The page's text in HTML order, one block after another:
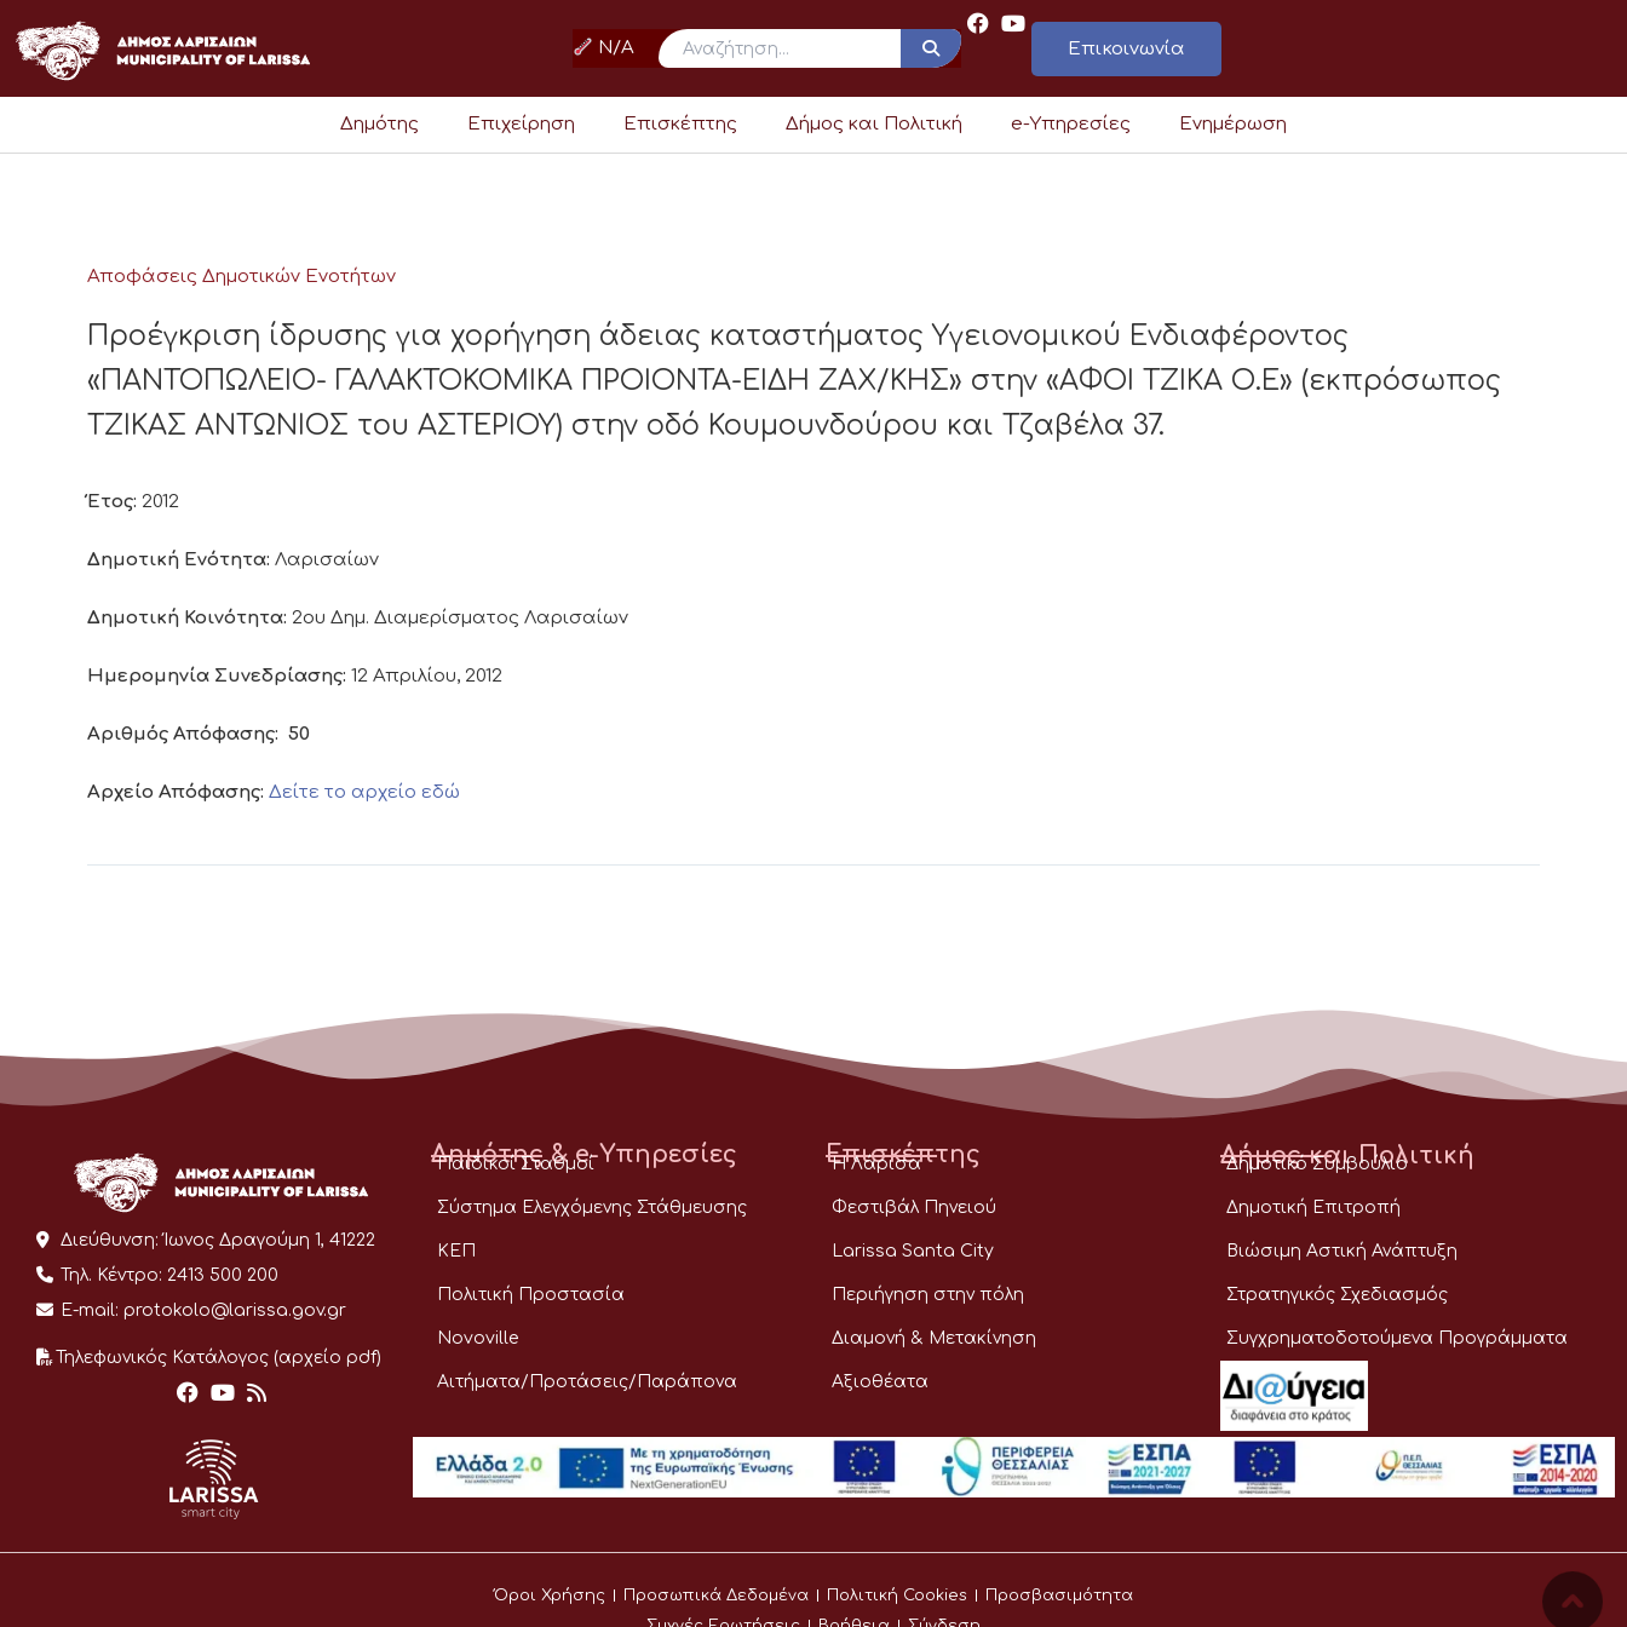
στο
περιεχόμενο
N/A Επικοινωνία
Δημότης Επιχείρηση Επισκέπτης Δήμος και Πολιτική e-Υπηρεσίες Ενημέρωση
Αποφάσεις Δημοτικών Ενοτήτων
Προέγκριση ίδρυσης για χορήγηση άδειας καταστήματος Υγειονομικού Ενδιαφέροντος
«ΠΑΝΤΟΠΩΛΕΙΟ- ΓΑΛΑΚΤΟΚΟΜΙΚΑ ΠΡΟΙΟΝΤΑ-ΕΙΔΗ ΖΑΧ/ΚΗΣ» στην «ΑΦΟΙ ΤΖΙΚΑ Ο.Ε» (εκπρόσωπος
ΤΖΙΚΑΣ ΑΝΤΩΝΙΟΣ του ΑΣΤΕΡΙΟΥ) στην οδό Κουμουνδούρου και Τζαβέλα 37.
Έτος: 2012
Δημοτική Ενότητα: Λαρισαίων
Δημοτική Κοινότητα: 2ου Δημ. Διαμερίσματος Λαρισαίων
Ημερομηνία Συνεδρίασης: 12 Απριλίου, 2012
Αριθμός Απόφασης: 50
Αρχείο Απόφασης: Δείτε το αρχείο εδώ
Διεύθυνση: Ίωνος Δραγούμη 1, 41222
Τηλ. Κέντρο: 2413 500 200
E-mail: protokolo@larissa.gov.gr
Τηλεφωνικός Κατάλογος (αρχείο pdf)
Δημότης & e-Υπηρεσίες
Παιδικοί Σταθμοί
Σύστημα Ελεγχόμενης Στάθμευσης
ΚΕΠ
Πολιτική Προστασία
Novoville
Αιτήματα/Προτάσεις/Παράπονα
Επισκέπτης
Η Λάρισα
Φεστιβάλ Πηνειού
Larissa Santa City
Περιήγηση στην πόλη
Διαμονή & Μετακίνηση
Αξιοθέατα
Δήμος και Πολιτική
Δημοτικό Συμβούλιο
Δημοτική Επιτροπή
Βιώσιμη Αστική Ανάπτυξη
Στρατηγικός Σχεδιασμός
Συγχρηματοδοτούμενα Προγράμματα
Όροι Χρήσης Προσωπικά Δεδομένα Πολιτική Cookies
Προσβασιμότητα